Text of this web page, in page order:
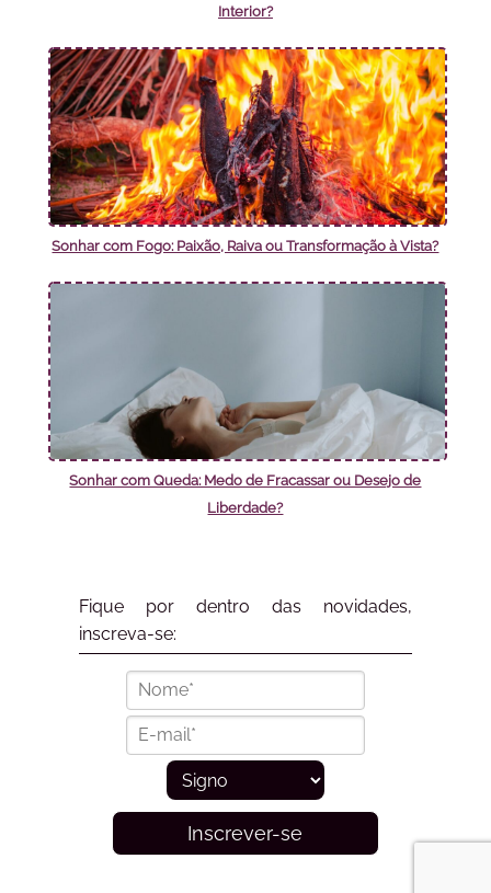
Interior?
Sonhar com Fogo: Paixão, Raiva ou Transformação à Vista?
Sonhar com Queda: Medo de Fracassar ou Desejo de
Liberdade?
Fique por dentro das novidades,
inscreva-se:
Inscrever-se